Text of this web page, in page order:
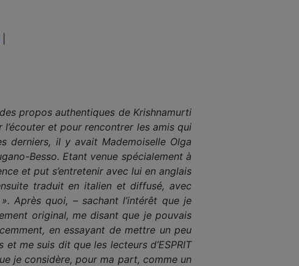
propos authentiques de Krishnamurti
et pour rencontrer les amis qui
derniers, il y avait Mademoiselle Olga
Besso. Etant venue spécialement à
et put s’entretenir avec lui en anglais
traduit en italien et diffusé, avec
Après quoi, – sachant l’intérêt que je
original, me disant que je pouvais
en essayant de mettre un peu
me suis dit que les lecteurs d’ESPRIT
je considère, pour ma part, comme un